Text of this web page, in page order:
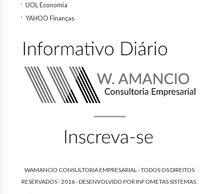
UOL Economia
YAHOO Finanças
WAMANCIO CONSULTORIA EMPRESARIAL - TODOS OS DIREITOS
RESERVADOS - 2016 - DESENVOLVIDO PORINFOMETAS SISTEMAS.